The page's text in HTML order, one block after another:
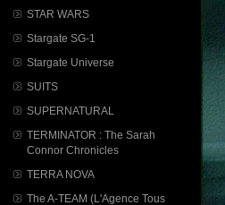
STAR WARS
Stargate SG-1
Stargate Universe
SUITS
SUPERNATURAL
TERMINATOR : The Sarah
Connor Chronicles
TERRA NOVA
The A-TEAM (L'Agence Tous